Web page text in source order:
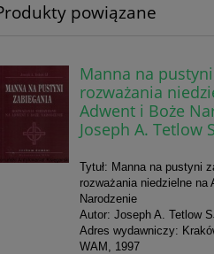
powiązane
Manna na
rozważania
Adwent i Boże
Joseph A. Tetlow
Tytuł: Manna na pustyni
rozważania niedzielne na
Narodzenie
Autor: Joseph A. Tetlow
Adres wydawniczy:
WAM, 1997